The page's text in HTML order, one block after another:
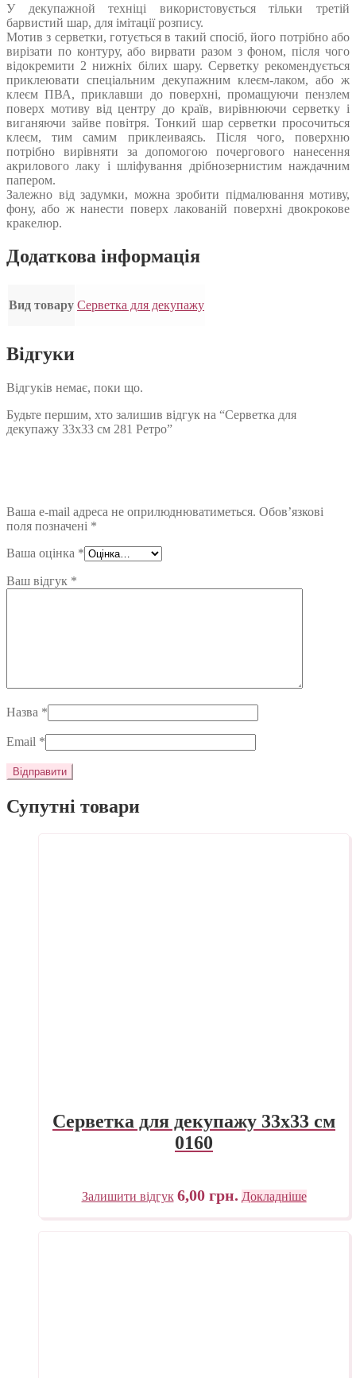
У декупажной техніці використовується тільки третій
барвистий шар, для імітації розпису.
Мотив з серветки, готується в такий спосіб, його потрібно або
вирізати по контуру, або вирвати разом з фоном, після чого
відокремити 2 нижніх білих шару. Серветку рекомендується
приклеювати спеціальним декупажним клеєм-лаком, або ж
клеєм ПВА, приклавши до поверхні, промащуючи пензлем
поверх мотиву від центру до країв, вирівнюючи серветку і
виганяючи зайве повітря. Тонкий шар серветки просочиться
клеєм, тим самим приклеиваясь. Після чого, поверхню
потрібно вирівняти за допомогою почергового нанесення
акрилового лаку і шліфування дрібнозернистим наждачним
папером.
Залежно від задумки, можна зробити підмалювання мотиву,
фону, або ж нанести поверх лакованій поверхні двокрокове
кракелюр.
Додаткова інформація
Вид товару Серветка для декупажу
Відгуки
Відгуків немає, поки що.
Будьте першим, хто залишив відгук на “Серветка для
декупажу 33х33 см 281 Ретро”
Ваша e-mail адреса не оприлюднюватиметься. Обов’язкові
поля позначені *
Ваша оцінка *
Ваш відгук *
Назва *
Email *
Супутні товари
Серветка для декупажу 33х33 см
0160
Залишити відгук 6,00 грн. Докладніше